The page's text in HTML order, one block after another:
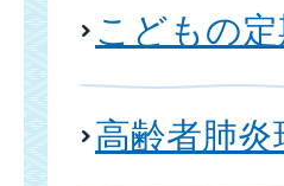
こどもの
高齢者肺